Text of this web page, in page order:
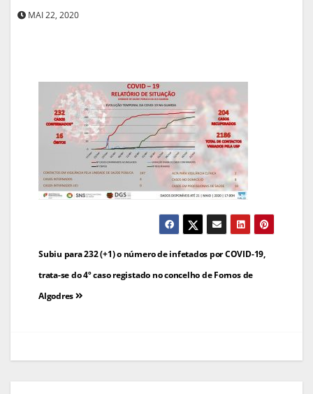
MAI 22, 2020
Navegação
de
artigos
Subiu para 232 (+1) o número de infetados por COVID-19,
trata-se do 4º caso registado no concelho de Fornos de
Algodres